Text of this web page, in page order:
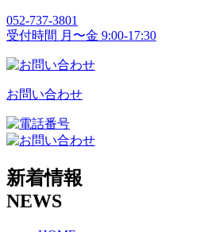
052-737-3801
受付時間 月〜金 9:00-17:30
お問い合わせ
新着情報
NEWS